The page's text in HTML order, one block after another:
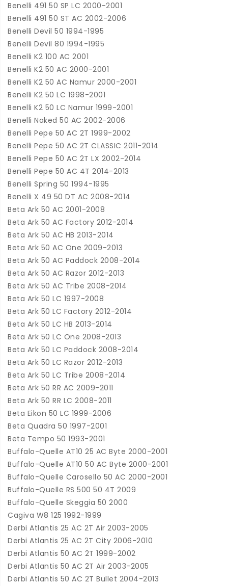
Benelli 491 50 SP LC 2000-2001
Benelli 491 50 ST AC 2002-2006
Benelli Devil 50 1994-1995
Benelli Devil 80 1994-1995
Benelli K2 100 AC 2001
Benelli K2 50 AC 2000-2001
Benelli K2 50 AC Namur 2000-2001
Benelli K2 50 LC 1998-2001
Benelli K2 50 LC Namur 1999-2001
Benelli Naked 50 AC 2002-2006
Benelli Pepe 50 AC 2T 1999-2002
Benelli Pepe 50 AC 2T CLASSIC 2011-2014
Benelli Pepe 50 AC 2T LX 2002-2014
Benelli Pepe 50 AC 4T 2014-2013
Benelli Spring 50 1994-1995
Benelli X 49 50 DT AC 2008-2014
Beta Ark 50 AC 2001-2008
Beta Ark 50 AC Factory 2012-2014
Beta Ark 50 AC HB 2013-2014
Beta Ark 50 AC One 2009-2013
Beta Ark 50 AC Paddock 2008-2014
Beta Ark 50 AC Razor 2012-2013
Beta Ark 50 AC Tribe 2008-2014
Beta Ark 50 LC 1997-2008
Beta Ark 50 LC Factory 2012-2014
Beta Ark 50 LC HB 2013-2014
Beta Ark 50 LC One 2008-2013
Beta Ark 50 LC Paddock 2008-2014
Beta Ark 50 LC Razor 2012-2013
Beta Ark 50 LC Tribe 2008-2014
Beta Ark 50 RR AC 2009-2011
Beta Ark 50 RR LC 2008-2011
Beta Eikon 50 LC 1999-2006
Beta Quadra 50 1997-2001
Beta Tempo 50 1993-2001
Buffalo-Quelle AT10 25 AC Byte 2000-2001
Buffalo-Quelle AT10 50 AC Byte 2000-2001
Buffalo-Quelle Carosello 50 AC 2000-2001
Buffalo-Quelle RS 500 50 4T 2009
Buffalo-Quelle Skeggia 50 2000
Cagiva W8 125 1992-1999
Derbi Atlantis 25 AC 2T Air 2003-2005
Derbi Atlantis 25 AC 2T City 2006-2010
Derbi Atlantis 50 AC 2T 1999-2002
Derbi Atlantis 50 AC 2T Air 2003-2005
Derbi Atlantis 50 AC 2T Bullet 2004-2013